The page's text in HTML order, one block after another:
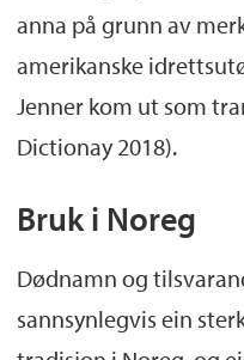
anna på grunn av
amerikanske
Jenner kom ut som
Dictionay 2018).
Bruk i Noreg
Dødnamn og
sannsynlegvis ein